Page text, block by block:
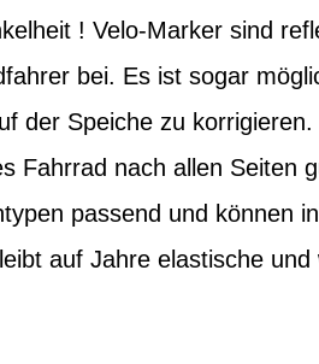
! Velo-Marker sind
bei. Es ist sogar
der Speiche zu
Fahrrad nach allen Seiten
passend und können
auf Jahre elastische